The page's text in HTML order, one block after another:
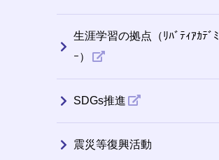
生涯学習の拠点（ﾘﾊﾞﾃｨｱｶﾃﾞﾐ
ｰ）
SDGs推進
震災等復興活動